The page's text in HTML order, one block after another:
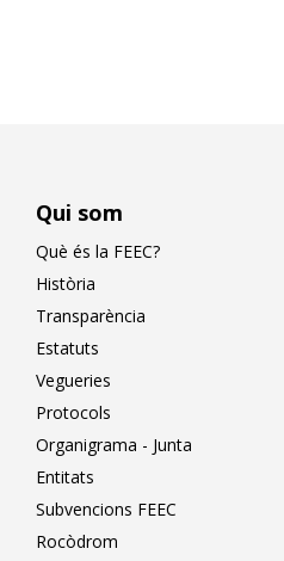
Qui som
Què és la FEEC?
Història
Transparència
Estatuts
Vegueries
Protocols
Organigrama - Junta
Entitats
Subvencions FEEC
Rocòdrom